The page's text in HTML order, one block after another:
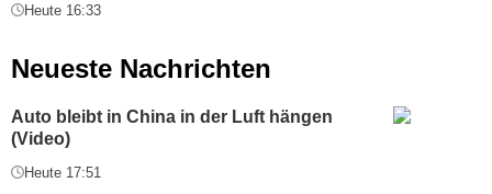
Heute 16:33
Neueste Nachrichten
Auto bleibt in China in der Luft hängen
(Video)
Heute 17:51